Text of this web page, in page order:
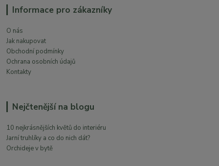
Informace pro zákazníky
O nás
Jak nakupovat
Obchodní podmínky
Ochrana osobních údajů
Kontakty
Nejčtenější na blogu
10 nejkrásnějších květů do interiéru
Jarní truhlíky a co do nich dát?
Orchideje v bytě